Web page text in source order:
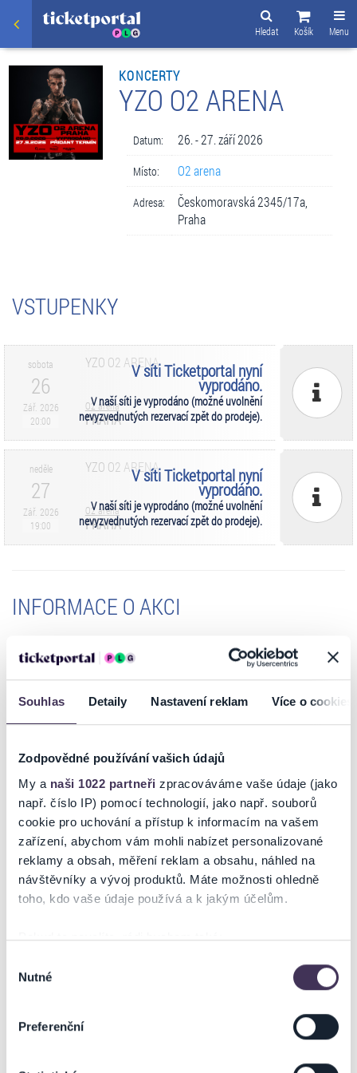
Souhlas Detaily Nastavení reklam Více o cookies
Zodpovědné používání vašich údajů
My a naši 1022 partneři zpracováváme vaše údaje (jako
např. číslo IP) pomocí technologií, jako např. souborů
cookie pro uchování a přístup k informacím na vašem
zařízení, abychom vám mohli nabízet personalizované
reklamy a obsah, měření reklam a obsahu, náhled na
návštěvníky a vývoj produktů. Máte možnosti ohledně
toho, kdo vaše údaje používá a k jakým účelům.
Pokud to povolíte, rádi bychom také:
které mohou být přesné na několik metrů
skenování pro konkrétní charakteristiky (otisk prstu)
Zjistěte více o tom, jak zpracováváme vaše osobní
souhlasu
Nutné
Preferenční
Menu
Košík
Hledat
KONCERTY
YZO O2 ARENA
Datum: 26. - 27. září 2026
Místo: O2 arena
Adresa:
Českomoravská 2345/17a,
Praha
VSTUPENKY
sobota
26
Zář. 2026
20:00
V síti Ticketportal nyní
vyprodáno.
V naší síti je vyprodáno (možné uvolnění
nevyzvednutých rezervací zpět do prodeje).
YZO O2 ARENA
O2 arena
PRAHA
neděle
27
Zář. 2026
19:00
V síti Ticketportal nyní
vyprodáno.
V naší síti je vyprodáno (možné uvolnění
nevyzvednutých rezervací zpět do prodeje).
YZO O2 ARENA
O2 arena
PRAHA
INFORMACE O AKCI
Vstup na koncert 26.9.2026 je umožněn od 18:30
Vstup na koncert
je umožněn od 17:30
Yzomandias vyprodal svůj historicky největší koncert v O2 areně za
rekordních 16 hodin. Díky masivnímu zájmu fanoušků přidává druhý
Pokud chceš být součástí největší show, kde zazní všechny zásadní
hity jeho kariéry, doporučujeme nečekat.
Na tento koncert nelze rezervovat vstupenky, je možný pouze přímý
nákup online, nebo na prodejních místech.
Za platnost a pravost vstupenek zakoupených mimo síť Ticketportal
neručíme.
Tisková zpráva
INFO ZTP/P
Číst více
Ticketportal je zárukou pravosti vstupenek
Na stránkách společnosti Ticketportal si vždy zakoupíte
Ticketportal nemůže zaručit pravost vstupenek
zakoupených na přeprodejních portálech. Ticketportal s